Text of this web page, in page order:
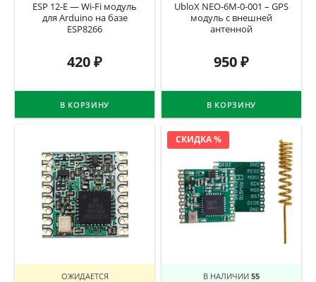
ESP 12-E — Wi-Fi модуль
для Arduino на базе
ESP8266
420₽
В КОРЗИНУ
UbloX NEO-6M-0-001 – GPS
модуль с внешней
антенной
950₽
В КОРЗИНУ
ОЖИДАЕТСЯ
СКИДКА %
В НАЛИЧИИ 55